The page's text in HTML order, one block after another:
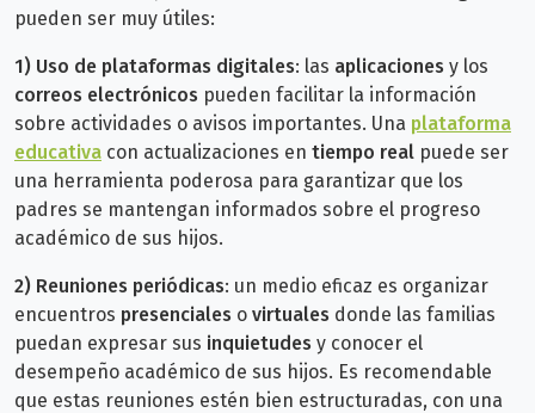
pueden ser muy útiles:
1) Uso de plataformas digitales: las aplicaciones y los
correos electrónicos pueden facilitar la información
sobre actividades o avisos importantes. Una plataforma
educativa con actualizaciones en tiempo real puede ser
una herramienta poderosa para garantizar que los
padres se mantengan informados sobre el progreso
académico de sus hijos.
2) Reuniones periódicas: un medio eficaz es organizar
encuentros presenciales o virtuales donde las familias
puedan expresar sus inquietudes y conocer el
desempeño académico de sus hijos. Es recomendable
que estas reuniones estén bien estructuradas, con una